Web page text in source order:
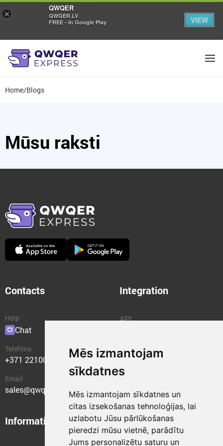
Mēs izmantojam
sīkdatnes
Mēs izmantojam sīkdatnes un
citas izsekošanas tehnoloģijas, lai
uzlabotu Jūsu pārlūkošanas
pieredzi mūsu vietnē, parādītu
Jums personalizētu saturu un
Home/Blogs
Mūsu raksti
Contacts
Help
Chat
Telefons
+371 22100400
Email
sales@qwqer.eu
Integration
API
Information Structural units
×
QWQER
QWQER.LV
FREE - In Google Play
VIEW